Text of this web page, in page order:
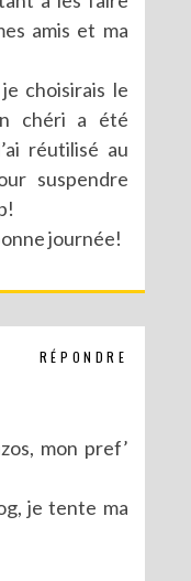
amis et ma
choisirais le
chéri a été
réutilisé au
suspendre
journée!
RÉPONDRE
mon pref’
je tente ma